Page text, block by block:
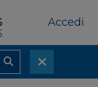
Accedi